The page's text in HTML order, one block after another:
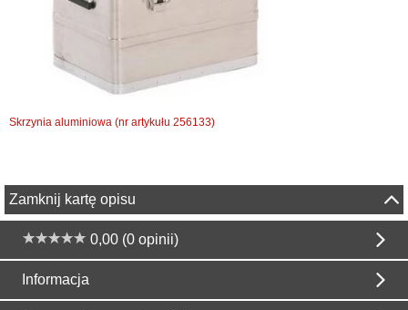
Skrzynia aluminiowa (nr artykułu 256133)
Zamknij kartę opisu
0,00 (0 opinii)
Informacja